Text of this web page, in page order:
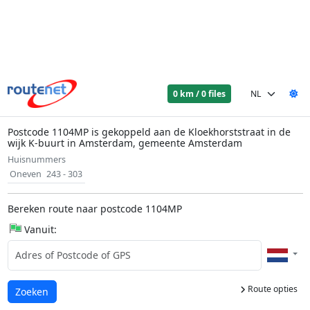
0 km / 0 files
Postcode 1104MP is gekoppeld aan de Kloekhorststraat in de
wijk K-buurt in Amsterdam, gemeente Amsterdam
Huisnummers
Oneven 243 - 303
Bereken route naar postcode 1104MP
Vanuit:
Route opties
Laden...
Zoeken